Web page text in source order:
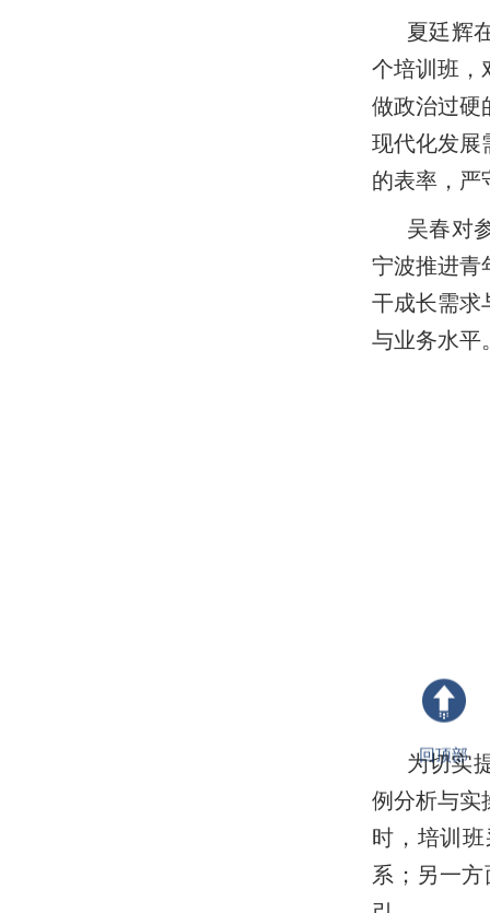
夏廷辉
个培训班，
做政治过硬
现代化发展
的表率，严
吴春对
宁波推进青
干成长需求
与业务水平
为切实
例分析与实
时，培训
系；另一
回顶部